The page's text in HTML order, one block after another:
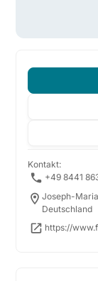
Kontakt:
+49 8441
Joseph-
Deutschland
https://